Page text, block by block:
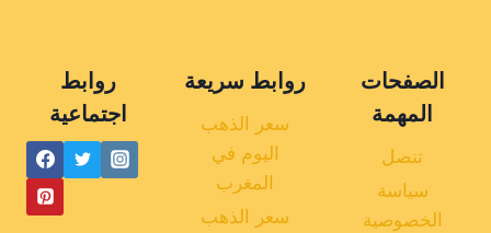
روابط
اجتماعية
روابط سريعة
سعر الذهب
اليوم في
المغرب
سعر الذهب
الصفحات
المهمة
تنصل
سياسة
الخصوصية